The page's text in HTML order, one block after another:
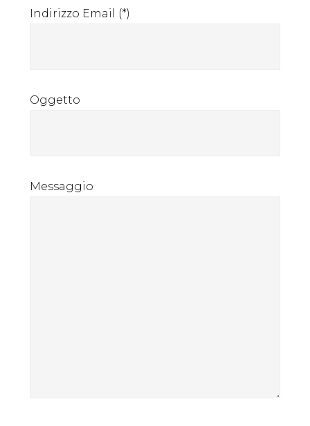
Indirizzo Email (*)
Oggetto
Messaggio